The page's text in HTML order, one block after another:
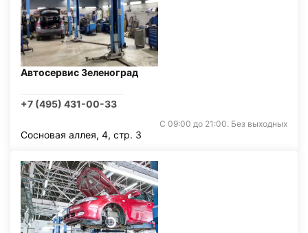
Автосервис Зеленоград
+7 (495) 431-00-33
С 09:00 до 21:00. Без выходных
Сосновая аллея, 4, стр. 3